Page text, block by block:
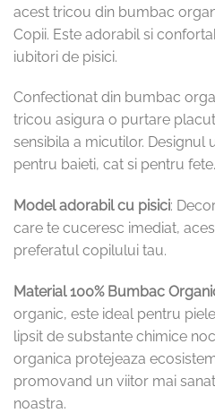
acest tricou din bumbac
Copii. Este adorabil si
iubitori de pisici.
Confectionat din bumbac
tricou asigura o purtare
sensibila a micutilor. Designul
pentru baieti, cat si pentru fete.
Model adorabil cu pisici:
care te cuceresc imediat,
preferatul copilului tau.
Material 100% Bumbac
organic, este ideal pentru
lipsit de substante chimice
organica protejeaza
promovand un viitor mai
noastra.